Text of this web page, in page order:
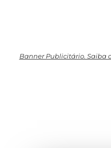
Banner Publicitário. Saiba